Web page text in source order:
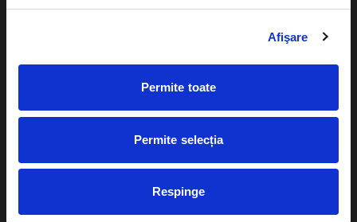
Afişare
Permite toate
Permite selecția
Respinge
Diverse
Despre noi
Contact